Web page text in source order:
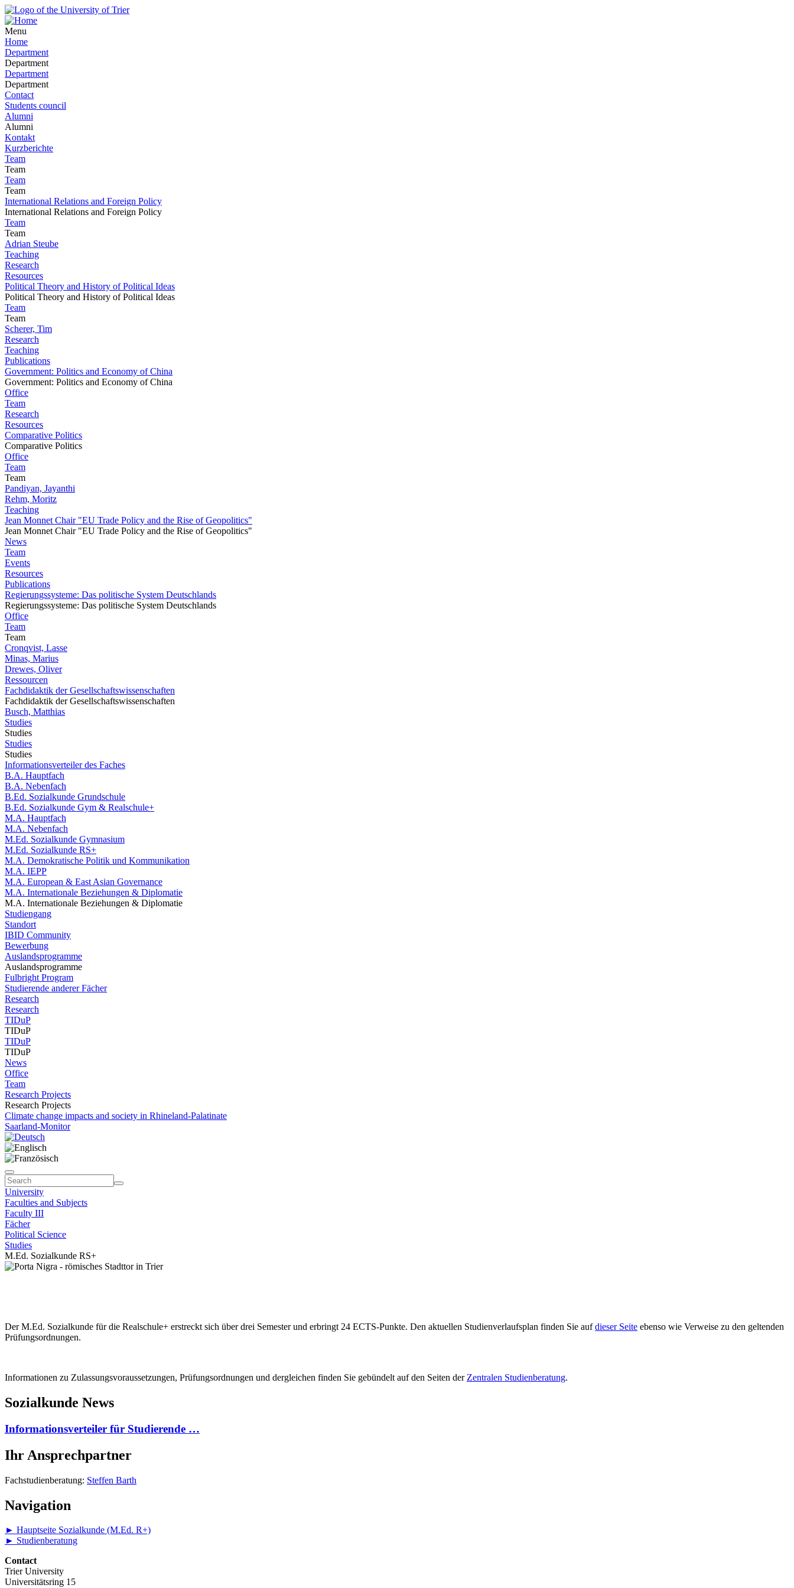
Menu
Home
Department
Department
Department
Department
Contact
Students council
Alumni
Alumni
Kontakt
Kurzberichte
Team
Team
Team
Team
International Relations and Foreign Policy
International Relations and Foreign Policy
Team
Team
Adrian Steube
Teaching
Research
Resources
Political Theory and History of Political Ideas
Political Theory and History of Political Ideas
Team
Team
Scherer, Tim
Research
Teaching
Publications
Government: Politics and Economy of China
Government: Politics and Economy of China
Office
Team
Research
Resources
Comparative Politics
Comparative Politics
Office
Team
Team
Pandiyan, Jayanthi
Rehm, Moritz
Teaching
Jean Monnet Chair "EU Trade Policy and the Rise of Geopolitics"
Jean Monnet Chair "EU Trade Policy and the Rise of Geopolitics"
News
Team
Events
Resources
Publications
Regierungssysteme: Das politische System Deutschlands
Regierungssysteme: Das politische System Deutschlands
Office
Team
Team
Cronqvist, Lasse
Minas, Marius
Drewes, Oliver
Ressourcen
Fachdidaktik der Gesellschaftswissenschaften
Fachdidaktik der Gesellschaftswissenschaften
Busch, Matthias
Studies
Studies
Studies
Studies
Informationsverteiler des Faches
B.A. Hauptfach
B.A. Nebenfach
B.Ed. Sozialkunde Grundschule
B.Ed. Sozialkunde Gym & Realschule+
M.A. Hauptfach
M.A. Nebenfach
M.Ed. Sozialkunde Gymnasium
M.Ed. Sozialkunde RS+
M.A. Demokratische Politik und Kommunikation
M.A. IEPP
M.A. European & East Asian Governance
M.A. Internationale Beziehungen & Diplomatie
M.A. Internationale Beziehungen & Diplomatie
Studiengang
Standort
IBID Community
Bewerbung
Auslandsprogramme
Auslandsprogramme
Fulbright Program
Studierende anderer Fächer
Research
Research
TIDuP
TIDuP
TIDuP
TIDuP
News
Office
Team
Research Projects
Research Projects
Climate change impacts and society in Rhineland-Palatinate
Saarland-Monitor
University
Faculties and Subjects
Faculty III
Fächer
Political Science
Studies
M.Ed. Sozialkunde RS+
Der M.Ed. Sozialkunde für die Realschule+ erstreckt sich über drei Semester und erbringt 24 ECTS-Punkte. Den aktuellen Studienverlaufsplan finden Sie aufdieser Seite ebenso wie Verweise zu den geltenden
Prüfungsordnungen.
Informationen zu Zulassungsvoraussetzungen, Prüfungsordnungen und dergleichen finden Sie gebündelt auf den Seiten der Zentralen Studienberatung.
Sozialkunde News
Informationsverteiler für Studierende …
Ihr Ansprechpartner
Fachstudienberatung: Steffen Barth
Navigation
► Hauptseite Sozialkunde (M.Ed. R+)
► Studienberatung
Contact
Trier University
Universitätsring 15